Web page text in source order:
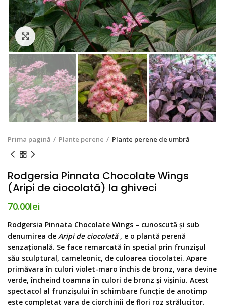
Click to enlarge
Prima pagină Plante perene Plante perene de umbră
Rodgersia Pinnata Chocolate Wings
(Aripi de ciocolată) la ghiveci
70.00lei
Rodgersia Pinnata Chocolate Wings – cunoscută și sub
denumirea de Aripi de ciocolată, e o plantă perenă
senzațională. Se face remarcată în special prin frunzișul
său sculptural, cameleonic, de culoarea ciocolatei. Apare
primăvara în culori violet-maro închis de bronz, vara devine
verde, încheind toamna în culori de bronz și vișiniu. Acest
spectacol al frunzișului în schimbare funcție de anotimp
este completat vara de ciorchinii de flori roz strălucitor.